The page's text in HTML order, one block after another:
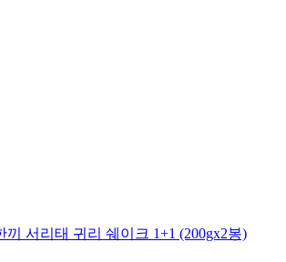
끼 서리태 귀리 쉐이크 1+1 (200gx2봉)